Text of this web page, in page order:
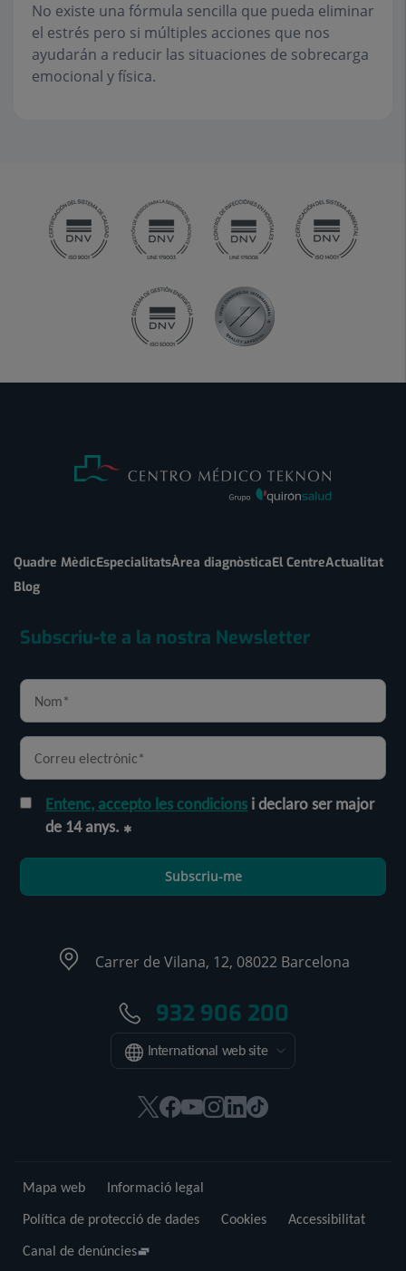
No existe una fórmula sencilla que pueda eliminar
el estrés pero si múltiples acciones que nos
ayudarán a reducir las situaciones de sobrecarga
emocional y física.
Quadre MèdicEspecialitatsÀrea diagnòsticaEl CentreActualitat
Blog
Subscriu-te a la nostra Newsletter
Entenc, accepto les condicions i declaro ser major
de 14 anys.
Subscriu-me
Carrer de Vilana, 12, 08022 Barcelona
932 906 200
International web site
Aquest
una
finestra
Aquest
una
finestra
Aquest
una
finestra
Aquest
finestra
Aquest
finestra
Enllaç
Mapa web
Informació legal
Política de protecció de dades
Cookies
Accessibilitat
Canal de denúncies